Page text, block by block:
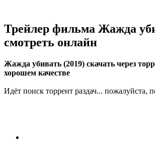
Трейлер фильма Жажда
смотреть онлайн
Жажда убивать (2019) скачать через
хорошем качестве
Идёт поиск торрент раздач... пожалуйста,